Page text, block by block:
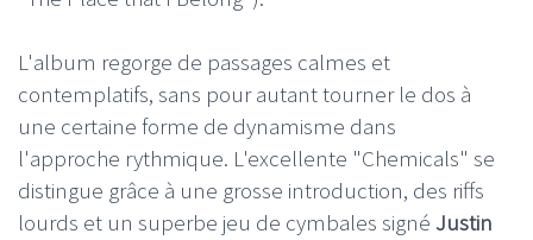
L'album regorge de passages calmes et
contemplatifs, sans pour autant tourner le dos à
une certaine forme de dynamisme dans
l'approche rythmique. L'excellente "Chemicals" se
distingue grâce à une grosse introduction, des riffs
lourds et un superbe jeu de cymbales signé Justin